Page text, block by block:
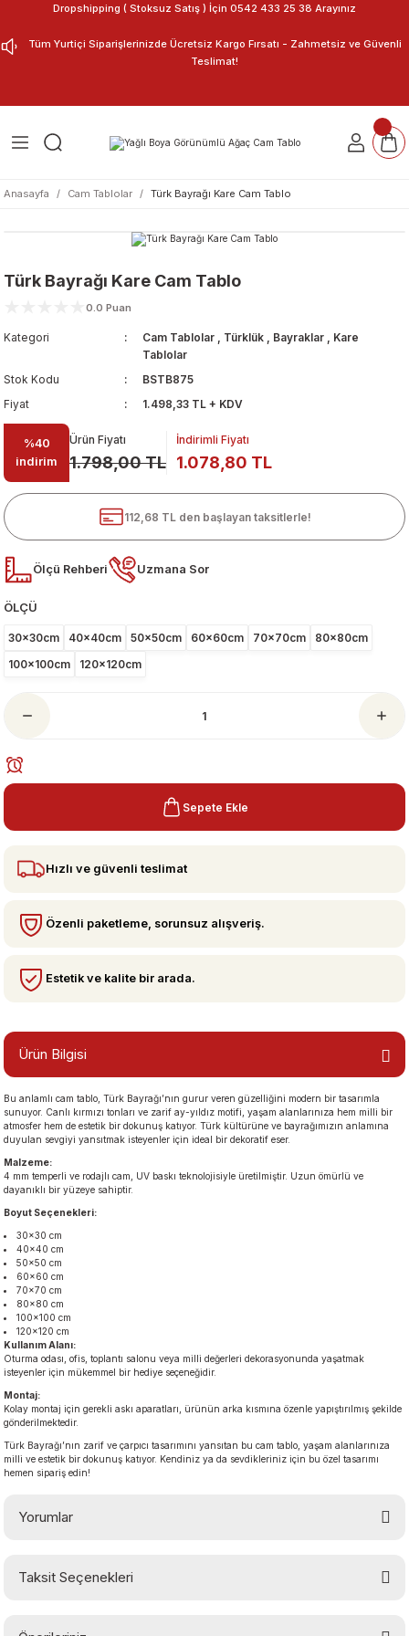
Dropshipping ( Stoksuz Satış ) İçin 0542 433 25 38 Arayınız
Tüm Yurtiçi Siparişlerinizde Ücretsiz Kargo Fırsatı - Zahmetsiz ve Güvenli
Teslimat!
Manzaraları
Anasayfa Cam Tablolar Türk Bayrağı Kare Cam Tablo
Türk Bayrağı Kare Cam Tablo
0.0 Puan
Kategori Cam Tablolar , Türklük , Bayraklar , Kare
Tablolar
Stok Kodu
BSTB875
Fiyat
1.498,33 TL + KDV
%40
indirim
Ürün Fiyatı
1.798,00 TL
İndirimli Fiyatı
1.078,80 TL
112,68 TL den başlayan taksitlerle!
Ölçü Rehberi Uzmana Sor
ÖLÇÜ
30x30cm 40x40cm 50x50cm 60x60cm 70x70cm
80x80cm
100x100cm
120x120cm
Sepete Ekle
Hızlı ve güvenli teslimat
Özenli paketleme, sorunsuz alışveriş.
Estetik ve kalite bir arada.
Ürün Bilgisi
Bu anlamlı cam tablo, Türk Bayrağı’nın gurur veren güzelliğini modern bir tasarımla
sunuyor. Canlı kırmızı tonları ve zarif ay-yıldız motifi, yaşam alanlarınıza hem milli bir
atmosfer hem de estetik bir dokunuş katıyor. Türk kültürüne ve bayrağımızın anlamına
duyulan sevgiyi yansıtmak isteyenler için ideal bir dekoratif eser.
Malzeme:
4 mm temperli ve rodajlı cam, UV baskı teknolojisiyle üretilmiştir. Uzun ömürlü ve
dayanıklı bir yüzeye sahiptir.
Boyut Seçenekleri:
30×30 cm
40×40 cm
50×50 cm
60×60 cm
70×70 cm
80×80 cm
100×100 cm
120×120 cm
Kullanım Alanı:
Oturma odası, ofis, toplantı salonu veya milli değerleri dekorasyonunda yaşatmak
isteyenler için mükemmel bir hediye seçeneğidir.
Montaj:
Kolay montaj için gerekli askı aparatları, ürünün arka kısmına özenle yapıştırılmış şekilde
gönderilmektedir.
Türk Bayrağı’nın zarif ve çarpıcı tasarımını yansıtan bu cam tablo, yaşam alanlarınıza
milli ve estetik bir dokunuş katıyor. Kendiniz ya da sevdikleriniz için bu özel tasarımı
hemen sipariş edin!
Yorumlar
Taksit Seçenekleri